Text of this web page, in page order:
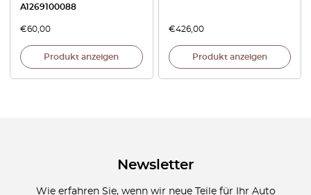
A1269100088
€60,00
Produkt anzeigen
€426,00
Produkt anzeigen
Newsletter
Wie erfahren Sie, wenn wir neue Teile für Ihr Auto